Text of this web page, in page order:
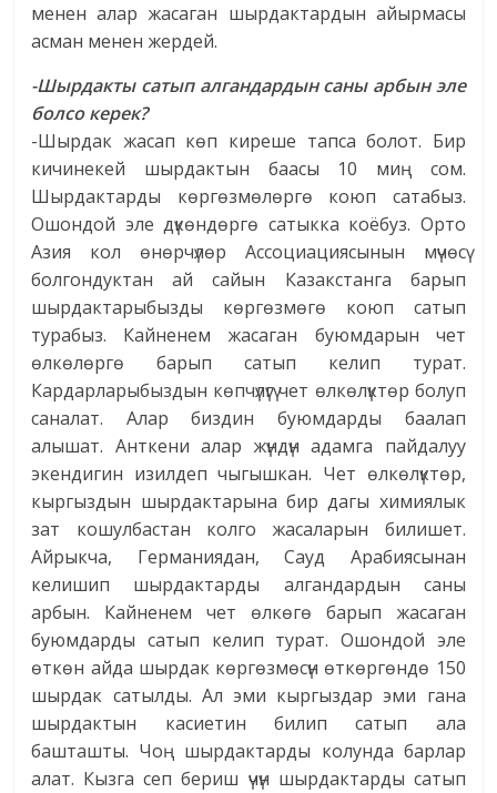
менен алар жасаган шырдактардын айырмасы
асман менен жердей.
-Шырдакты сатып алгандардын саны арбын эле
болсо керек?
-Шырдак жасап көп киреше тапса болот. Бир
кичинекей шырдактын баасы 10 миң сом.
Шырдактарды көргөзмөлөргө коюп сатабыз.
Ошондой эле дүкөндөргө сатыкка коёбуз. Орто
Азия кол өнөрчүлөр Ассоциациясынын мүчөсү
болгондуктан ай сайын Казакстанга барып
шырдактарыбызды көргөзмөгө коюп сатып
турабыз. Кайненем жасаган буюмдарын чет
өлкөлөргө барып сатып келип турат.
Кардарларыбыздын көпчүлүгү чет өлкөлүктөр болуп
саналат. Алар биздин буюмдарды баалап
алышат. Анткени алар жүндүн адамга пайдалуу
экендигин изилдеп чыгышкан. Чет өлкөлүктөр,
кыргыздын шырдактарына бир дагы химиялык
зат кошулбастан колго жасаларын билишет.
Айрыкча, Германиядан, Сауд Арабиясынан
келишип шырдактарды алгандардын саны
арбын. Кайненем чет өлкөгө барып жасаган
буюмдарды сатып келип турат. Ошондой эле
өткөн айда шырдак көргөзмөсүн өткөргөндө 150
шырдак сатылды. Ал эми кыргыздар эми гана
шырдактын касиетин билип сатып ала
башташты. Чоң шырдактарды колунда барлар
алат. Кызга сеп бериш үчүн шырдактарды сатып